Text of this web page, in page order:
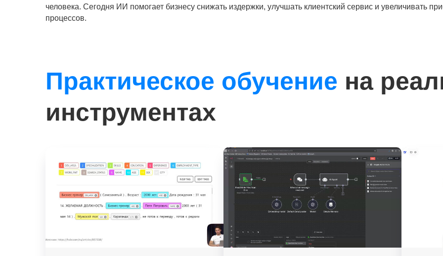
человека. Сегодня ИИ помогает бизнесу снижать издержки, улучшать клиентский сервис и увеличивать
процессов.
Практическое обучение на
инструментах